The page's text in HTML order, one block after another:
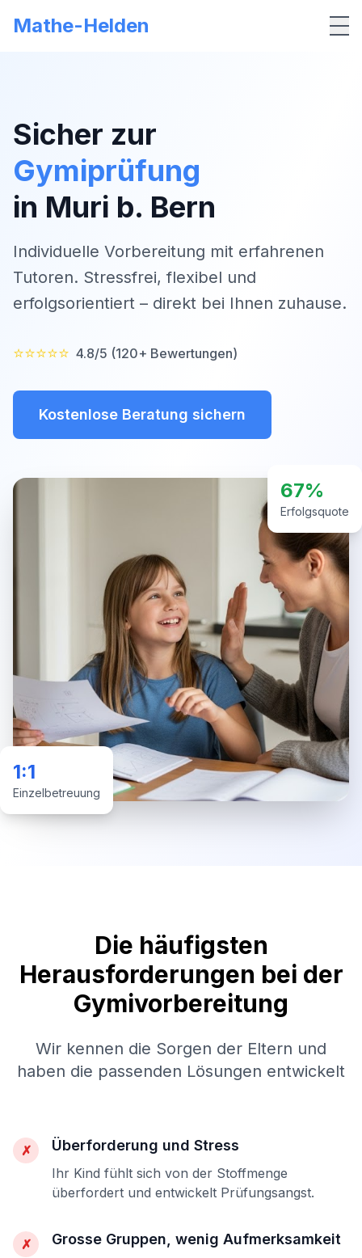
Mathe-Helden
Sicher zur
Gymiprüfung
in Muri b. Bern
Individuelle Vorbereitung mit erfahrenen
Tutoren. Stressfrei, flexibel und
erfolgsorientiert – direkt bei Ihnen zuhause.
⭐⭐⭐⭐⭐ 4.8/5 (120+ Bewertungen)
Kostenlose Beratung sichern
67%
Erfolgsquote
1:1
Einzelbetreuung
Die häufigsten
Herausforderungen bei der
Gymivorbereitung
Wir kennen die Sorgen der Eltern und
haben die passenden Lösungen entwickelt
✗ Überforderung und Stress
Ihr Kind fühlt sich von der Stoffmenge
überfordert und entwickelt Prüfungsangst.
✗ Grosse Gruppen, wenig Aufmerksamkeit